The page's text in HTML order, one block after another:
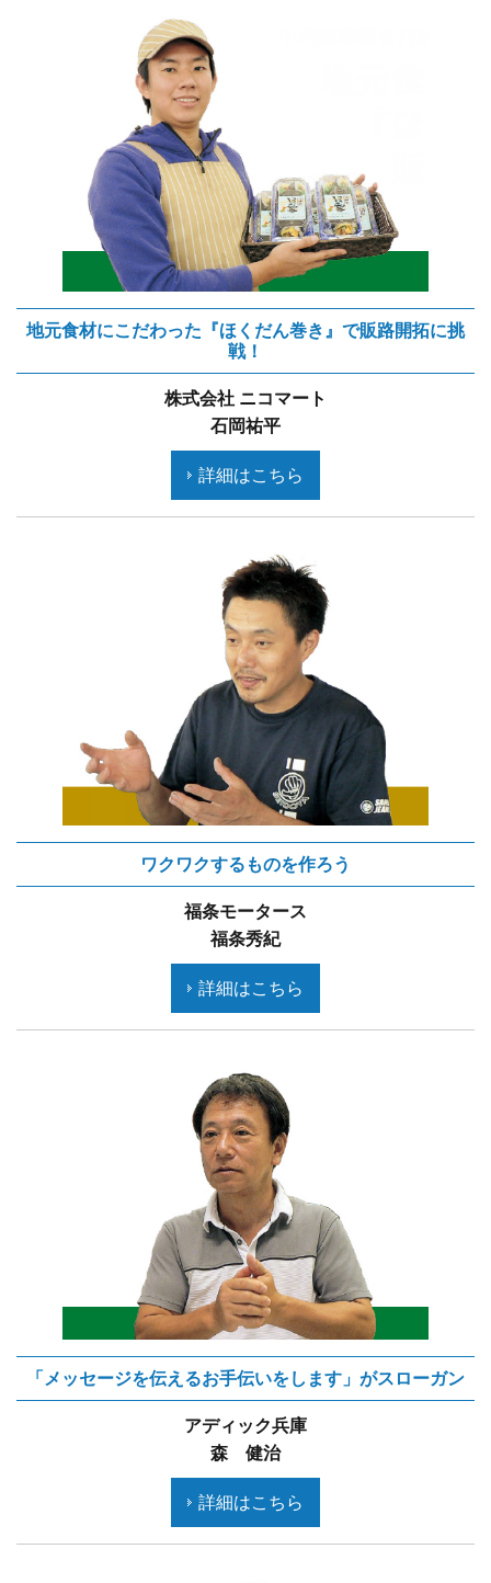
地元食材にこだわった『ほくだん巻き』で販路開拓に挑
戦！
株式会社 ニコマート
石岡祐平
詳細はこちら
ワクワクするものを作ろう
福条モータース
福条秀紀
詳細はこちら
「メッセージを伝えるお手伝いをします」がスローガン
アディック兵庫
森 健治
詳細はこちら